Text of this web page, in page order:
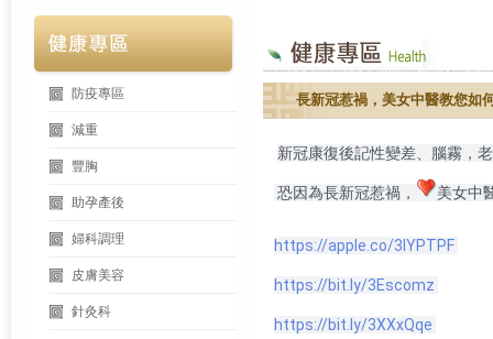
防疫專區
減重
豐胸
助孕產後
婦科調理
皮膚美容
針灸科
長新冠惹禍，美女中醫教您如
新冠康復後記性變差、腦霧，
恐因為長新冠惹禍， 美女中
https://apple.co/3lYPTPF
https://bit.ly/3Escomz
https://bit.ly/3XXxQqe